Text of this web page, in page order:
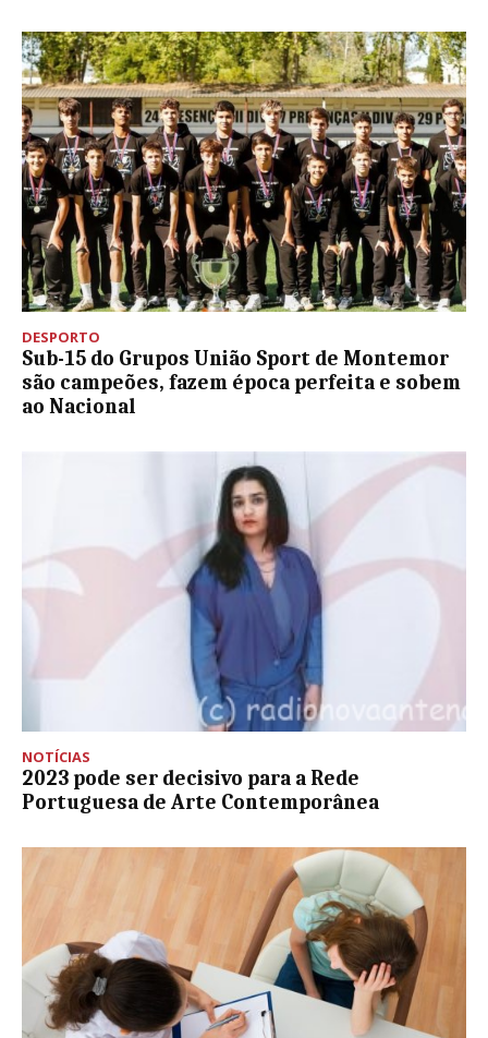
DESPORTO
Sub-15 do Grupos União Sport de Montemor
são campeões, fazem época perfeita e sobem
ao Nacional
NOTÍCIAS
2023 pode ser decisivo para a Rede
Portuguesa de Arte Contemporânea